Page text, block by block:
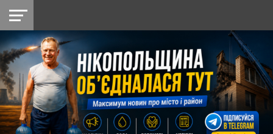
НІКОПОЛЬ
РАЙОН
СІЧЕСЛАВСЬКА
УКРАЇНА
РЕТРО
НІКОПОЛЬ
ЛАЙТ
УКРАЇНА
ДОПОМОГА
РАДІО